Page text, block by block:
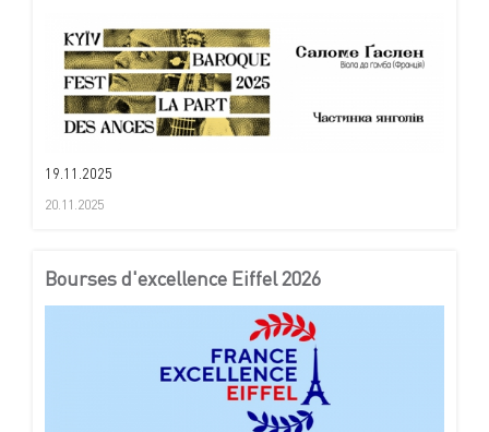
19.11.2025
20.11.2025
Bourses d'excellence Eiffel 2026